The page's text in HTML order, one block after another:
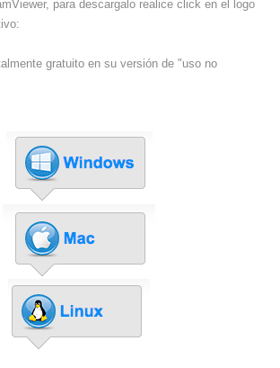
para descargalo realice click en el logo
gratuito en su versión de "uso no